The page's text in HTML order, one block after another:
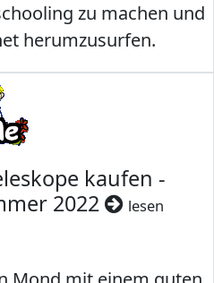
zu machen und
herumzusurfen.
kaufen -
2022
lesen